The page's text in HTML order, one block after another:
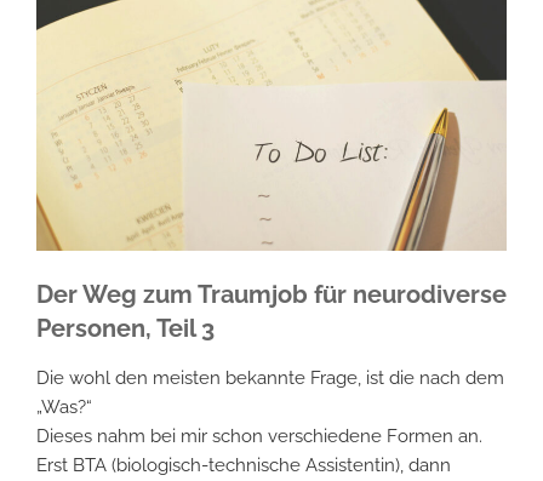
Der Weg zum Traumjob für neurodiverse
Personen, Teil 3
Die wohl den meisten bekannte Frage, ist die nach dem
„Was?“
Dieses nahm bei mir schon verschiedene Formen an.
Erst BTA (biologisch-technische Assistentin), dann